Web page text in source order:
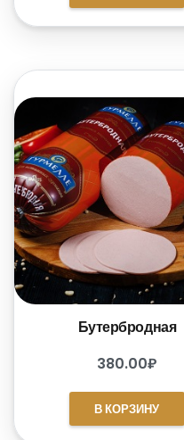
Бутербродная
380.00₽
В КОРЗИНУ